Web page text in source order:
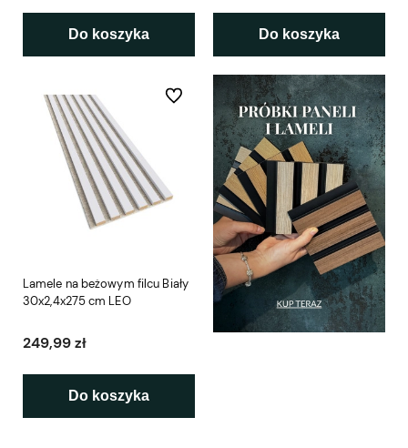
Do koszyka Do koszyka
Lamele na beżowym filcu Biały
30x2,4x275 cm LEO
249,99 zł
Do koszyka
Do ulubionych